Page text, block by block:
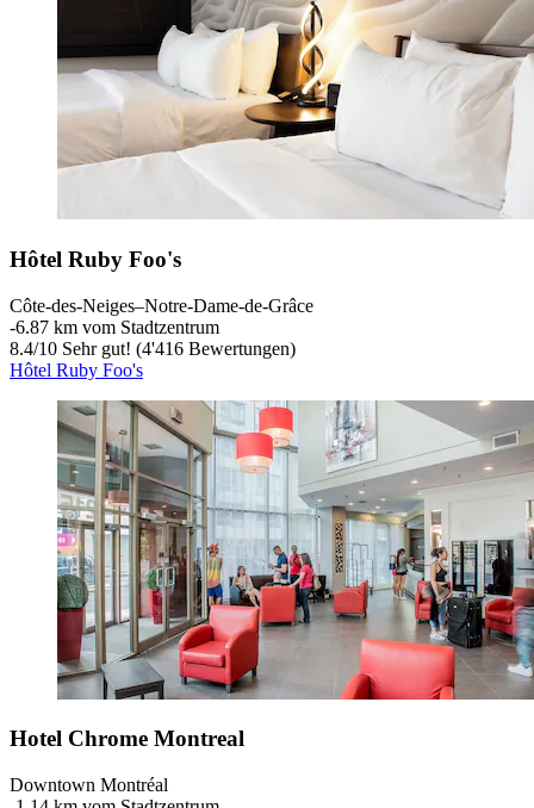
Hôtel Ruby Foo's
Côte-des-Neiges–Notre-Dame-de-Grâce
‐6.87 km vom Stadtzentrum
8.4/10 Sehr gut! (4'416 Bewertungen)
Hôtel Ruby Foo's
Hotel Chrome Montreal
Downtown Montréal